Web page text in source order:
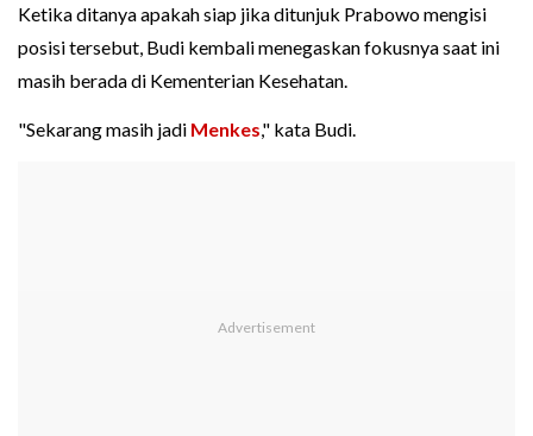
Ketika ditanya apakah siap jika ditunjuk Prabowo mengisi
posisi tersebut, Budi kembali menegaskan fokusnya saat ini
masih berada di Kementerian Kesehatan.
"Sekarang masih jadi Menkes," kata Budi.